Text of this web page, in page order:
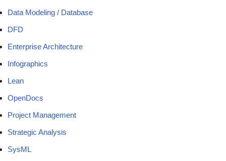
Data Modeling / Database
DFD
Enterprise Architecture
Infographics
Lean
OpenDocs
Project Management
Strategic Analysis
SysML